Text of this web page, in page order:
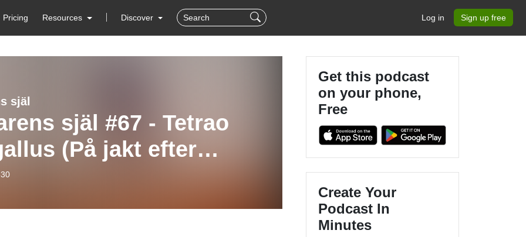
Pricing Resources Discover Log in Sign up free
själ
själ #67 - Tetrao
(På jakt efter
eller tjädern, eller
Get this podcast
on your phone,
Free
Create Your
Podcast In
Minutes